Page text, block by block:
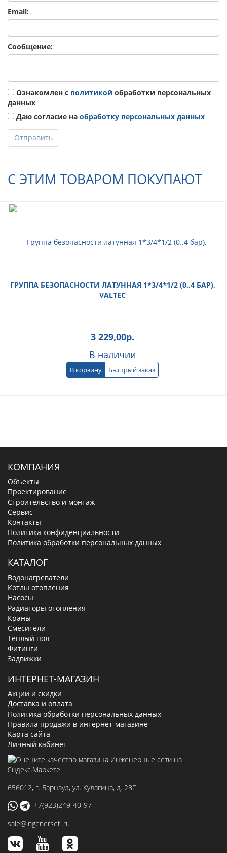
Email:
Сообщение:
Ознакомлен с политикой обработки персональных
данных
Даю согласие на обработку персональных данных
Отправить
С ЭТИМ ТОВАРОМ ПОКУПАЮТ
ГРУППА БЕЗОПАСНОСТИ ЛАТУННАЯ 1*3/4*1/2 (0..4 БАР),
VALTEC
3 229,00р.
В наличии
В корзину Быстрый заказ
КОМПАНИЯ
Объекты
Проектирование
Строительство и монтаж
Сервис
Контакты
Политика конфиденциальности
Политика обработки персональных данных
КАТАЛОГ
Водонагреватели
Котлы отопления
Насосы
Радиаторы отопления
Краны
Смесители
Теплый пол
Фитинги
Задвижки
ИНТЕРНЕТ-МАГАЗИН
Акции и скидки
Доставка и оплата
Политика обработки персональных данных
Правила продажи в интернет-магазине
Карта сайта
Личный кабинет
656012, г. Барнаул, ул. Кулагина, д. 28Г
+7(923)249-40-97
sale@ingenerseti.ru